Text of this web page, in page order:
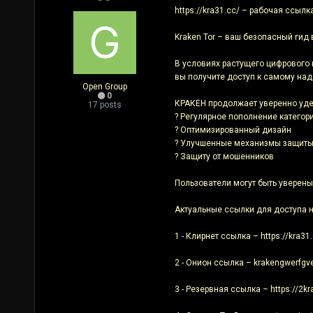
Open Group
0
17 posts
https://kra31.cc/ – рабочая
Kraken Tor – ваш безопасный
В условиях растущего
вы получите доступ к самому
КРАКЕН продолжает уверенно
? Регулярное пополнение
? Оптимизированный дизайн
? Улучшенные механизмы защиты
? Защиту от мошенников
Пользователи могут быть
Актуальные ссылки для доступа
1 - Клирнет ссылка – https://
2 - Онион ссылка –
3 - Резервная ссылка – https://